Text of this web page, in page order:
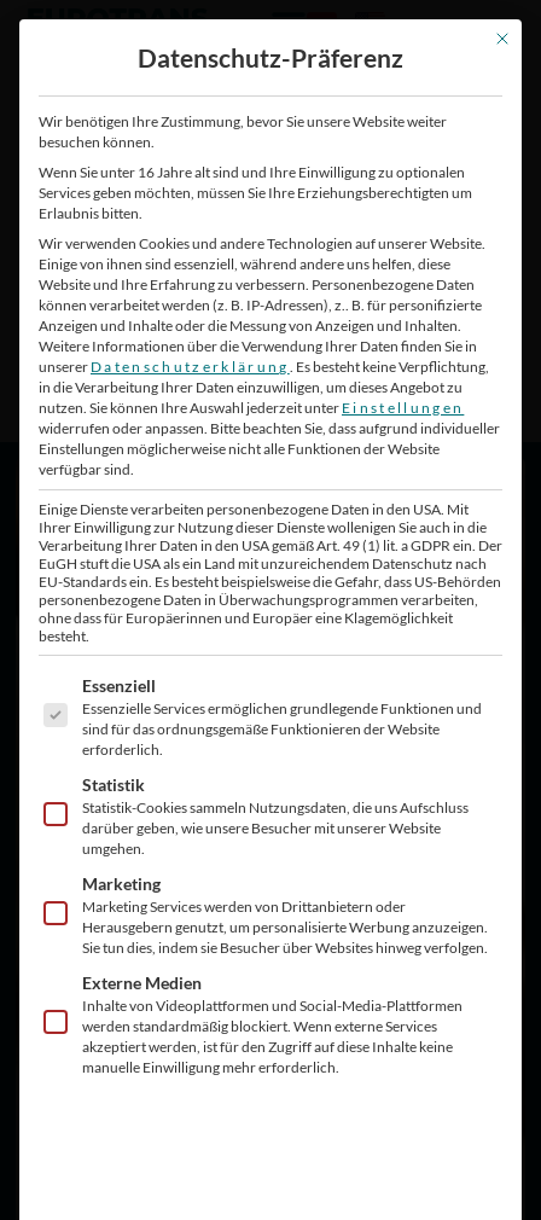
Branchenlogistik
Ihre Branche tickt anders? Unsere
Logistik auch.
Mit
Datenschutz-Präferenz
Wir benötigen Ihre Zustimmung, bevor Sie unsere Website weiter
besuchen können.
Wenn Sie unter 16 Jahre alt sind und Ihre Einwilligung zu optionalen
Services geben möchten, müssen Sie Ihre Erziehungsberechtigten um
Erlaubnis bitten.
Wir verwenden Cookies und andere Technologien auf unserer Website.
Einige von ihnen sind essenziell, während andere uns helfen, diese
Website und Ihre Erfahrung zu verbessern. Personenbezogene Daten
können verarbeitet werden (z. B. IP-Adressen), z.. B. für personifizierte
Anzeigen und Inhalte oder die Messung von Anzeigen und Inhalten.
Weitere Informationen über die Verwendung Ihrer Daten finden Sie in
unserer Datenschutzerklärung . Es besteht keine Verpflichtung,
in die Verarbeitung Ihrer Daten einzuwilligen, um dieses Angebot zu
nutzen. Sie können Ihre Auswahl jederzeit unter Einstellungen
widerrufen oder anpassen. Bitte beachten Sie, dass aufgrund individueller
Einstellungen möglicherweise nicht alle Funktionen der Website
verfügbar sind.
Einige Dienste verarbeiten personenbezogene Daten in den USA. Mit
Ihrer Einwilligung zur Nutzung dieser Dienste wollenigen Sie auch in die
Verarbeitung Ihrer Daten in den USA gemäß Art. 49 (1) lit. a GDPR ein. Der
EuGH stuft die USA als ein Land mit unzureichendem Datenschutz nach
EU-Standards ein. Es besteht beispielsweise die Gefahr, dass US-Behörden
personenbezogene Daten in Überwachungsprogrammen verarbeiten,
ohne dass für Europäerinnen und Europäer eine Klagemöglichkeit
besteht.
Es folgt eine Liste der Service-Gruppen, für die eine
Essenziell
Essenzielle Services ermöglichen grundlegende Funktionen und
sind für das ordnungsgemäße Funktionieren der Website
erforderlich.
Statistik
Statistik-Cookies sammeln Nutzungsdaten, die uns Aufschluss
darüber geben, wie unsere Besucher mit unserer Website
umgehen.
Marketing
Marketing Services werden von Drittanbietern oder
Herausgebern genutzt, um personalisierte Werbung anzuzeigen.
Sie tun dies, indem sie Besucher über Websites hinweg verfolgen.
Externe Medien
Inhalte von Videoplattformen und Social-Media-Plattformen
werden standardmäßig blockiert. Wenn externe Services
akzeptiert werden, ist für den Zugriff auf diese Inhalte keine
manuelle Einwilligung mehr erforderlich.